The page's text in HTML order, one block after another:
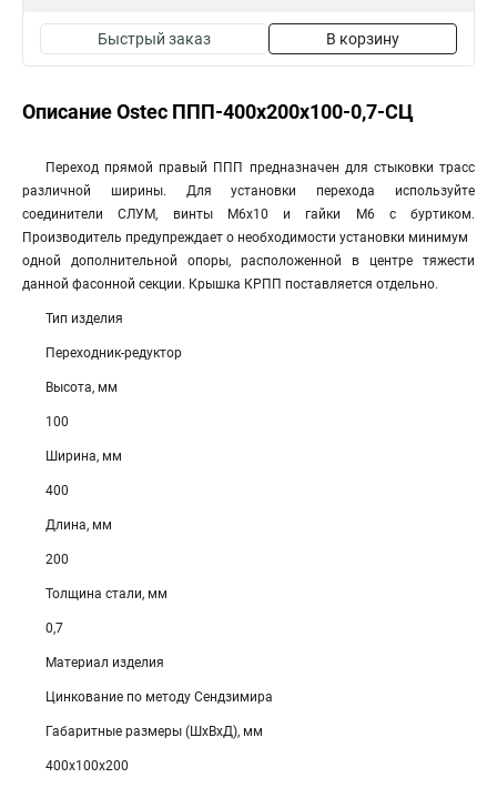
Быстрый заказ В корзину
Описание Ostec ППП-400х200х100-0,7-СЦ
Переход прямой правый ППП предназначен для стыковки трасс
различной ширины. Для установки перехода используйте
соединители СЛУМ, винты М6х10 и гайки М6 с буртиком.
Производитель предупреждает о необходимости установки минимум
одной дополнительной опоры, расположенной в центре тяжести
данной фасонной секции. Крышка КРПП поставляется отдельно.
Тип изделия
Переходник-редуктор
Высота, мм
100
Ширина, мм
400
Длина, мм
200
Толщина стали, мм
0,7
Материал изделия
Цинкование по методу Сендзимира
Габаритные размеры (ШхВхД), мм
400х100х200